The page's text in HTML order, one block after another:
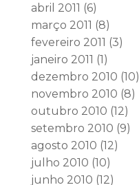
abril 2011 (6)
março 2011 (8)
fevereiro 2011 (3)
janeiro 2011 (1)
dezembro 2010 (10)
novembro 2010 (8)
outubro 2010 (12)
setembro 2010 (9)
agosto 2010 (12)
julho 2010 (10)
junho 2010 (12)